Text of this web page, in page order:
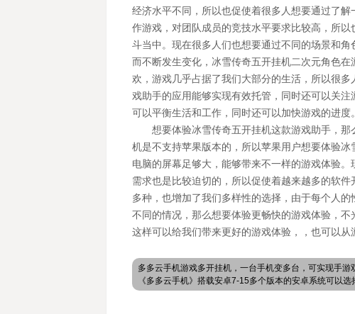
经济水平不同，所以也促使着很多人想要通过了
作游戏，对团队成员的竞技水平要求比较高，所
斗当中。现在很多人们也想要通过不同的场景和
而不断发生变化，冰雪传奇五开挂机二次元角色
欢，游戏几乎占据了我们大部分的生活，所以很
戏助手的应用能够实现有效托管，同时还可以关
可以平衡生活和工作，同时还可以加快游戏的进度。
想要体验冰雪传奇五开挂机这款游戏助手，
机是不支持苹果版本的，所以苹果用户想要体验
电脑的屏幕足够大，能够带来不一样的游戏体验
需求也是比较迫切的，所以促使着越来越多的软
多种，也增加了我们多样性的选择，由于每个人
不同的情况，那么想要体验更畅快的游戏体验，
这样可以给我们带来更好的游戏体验，，也可以
多多云手机游戏多开挂机，一台手机变多台，可实现手
《多多云手机》搭载安卓7-15多个版本的安卓系统可以